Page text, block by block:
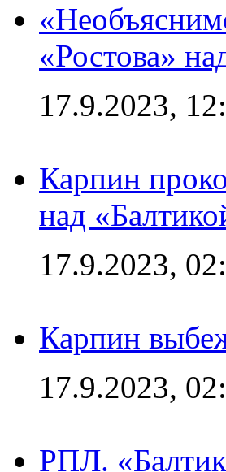
«Ростова»
17.9.2023,
Карпин
над
17.9.2023,
Карпин
17.9.2023,
РПЛ.